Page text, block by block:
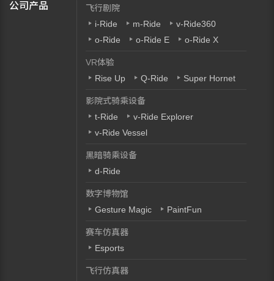
公司产品
飞行剧院
i-Ride
m-Ride
v-Ride360
o-Ride
o-Ride E o-Ride X
VR体验
Rise Up
Q-Ride Super Hornet
影院式骑乘设备
t-Ride
v-Ride Explorer
v-Ride Vessel
黑暗骑乘设备
d-Ride
数字博物馆
Gesture Magic
PaintFun
赛车仿真器
Esports
飞行仿真器